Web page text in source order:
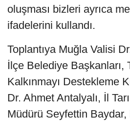
oluşması bizleri ayrıca
ifadelerini kullandı.
Toplantıya Muğla Valisi
İlçe Belediye Başkanları,
Kalkınmayı Destekleme
Dr. Ahmet Antalyalı, İl
Müdürü Seyfettin Baydar,